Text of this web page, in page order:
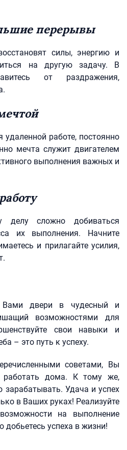
перерывы
силы, энергию и
на другую задачу. В
от раздражения,
работе, постоянно
мечта служит двигателем
выполнения важных и
сложно добиваться
их выполнения. Начните
и прилагайте усилия,
Вами двери в чудесный и
возможностями для
свои навыки и
– это путь к успеху.
советами, Вы
работать дома. К тому же,
зарабатывать. Удача и успех
в Ваших руках! Реализуйте
на выполнение
успеха в жизни!